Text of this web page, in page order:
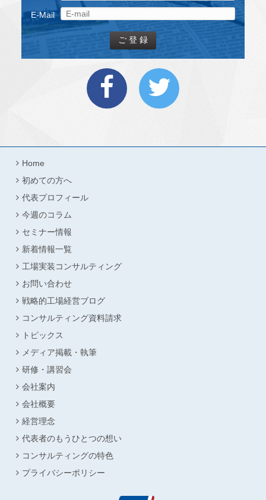
E-Mail
Home
初めての方へ
代表プロフィール
今週のコラム
セミナー情報
新着情報一覧
工場実装コンサルティング
お問い合わせ
戦略的工場経営ブログ
コンサルティング資料請求
トピックス
メディア掲載・執筆
研修・講習会
会社案内
会社概要
経営理念
代表者のもうひとつの想い
コンサルティングの特色
プライバシーポリシー